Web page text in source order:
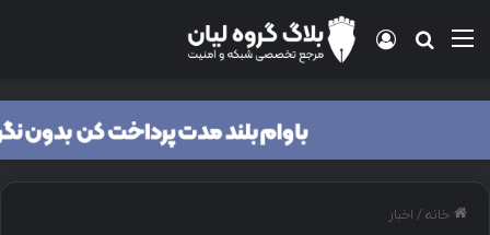
منو جستجو برای
ورود
خانه/ اخبار